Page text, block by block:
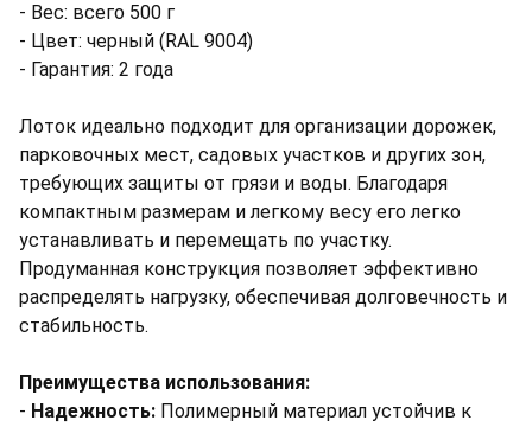
- Вес: всего 500 г
- Цвет: черный (RAL 9004)
- Гарантия: 2 года
Лоток идеально подходит для организации дорожек,
парковочных мест, садовых участков и других зон,
требующих защиты от грязи и воды. Благодаря
компактным размерам и легкому весу его легко
устанавливать и перемещать по участку.
Продуманная конструкция позволяет эффективно
распределять нагрузку, обеспечивая долговечность и
стабильность.
Преимущества использования:
- Надежность: Полимерный материал устойчив к